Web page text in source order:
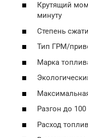
Крутящий
минуту
Степень
Тип ГРМ/
Марка
Разгон до
Расход